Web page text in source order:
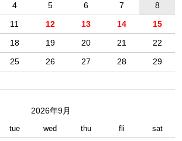
4 5 6 7
8
11 12 13 14
15
18 19 20 21
22
25 26 27 28
29
2026年9月
tue wed thu fli sat